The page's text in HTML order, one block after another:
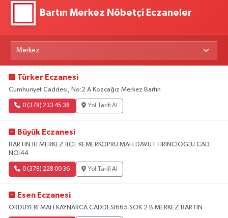
Bartın Merkez Nöbetçi Eczaneler
Türker Eczanesi
Cumhuriyet Caddesi, No:2 A Kozcağız Merkez Bartın
0 (378) 233 45 38 Yol Tarifi Al
Büyük Eczanesi
BARTIN ILI MERKEZ ILÇE KEMERKÖPRÜ MAH.DAVUT FIRINCIOGLU CAD.
NO:44
0 (378) 228 00 36 Yol Tarifi Al
Esen Eczanesi
ORDUYERİ MAH.KAYNARCA CADDESİ665.SOK.2 B MERKEZ BARTIN